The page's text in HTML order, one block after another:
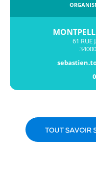
61 RUE
TOUT SAVOIR